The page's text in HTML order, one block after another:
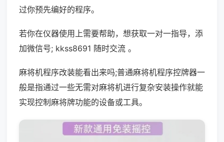
过你预先编好的程序。
若你在仪器使用上需要帮助，想获取一对一指导，添
加微信号; kkss8691 随时交流 。
麻将机程序改装能看出来吗;普通麻将机程序控牌器一
般是指通过一些无需对麻将机进行复杂安装操作就能
实现控制麻将牌功能的设备或工具。